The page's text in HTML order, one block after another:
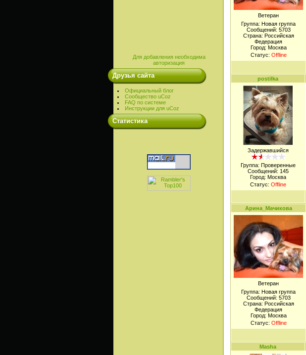
Для добавления необходима
авторизация
Друзья сайта
Официальный блог
Сообщество uCoz
FAQ по системе
Инструкции для uCoz
Cтатистика
Ветеран
Группа: Новая группа
Сообщений: 5703
Страна: Российская
Федерация
Город: Москва
Статус: Offline
postilka
Задержавшийся
Группа: Проверенные
Сообщений: 145
Город: Москва
Статус: Offline
Арина_Мачикова
Ветеран
Группа: Новая группа
Сообщений: 5703
Страна: Российская
Федерация
Город: Москва
Статус: Offline
Masha